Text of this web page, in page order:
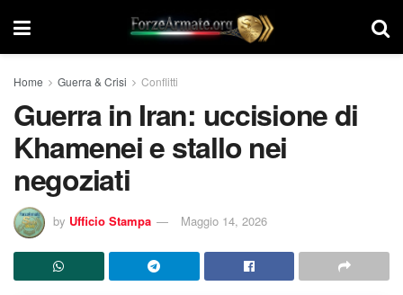
Home Guerra & Crisi Conflitti
Guerra in Iran: uccisione di
Khamenei e stallo nei
negoziati
by Ufficio Stampa Maggio 14, 2026